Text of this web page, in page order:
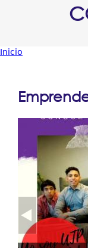
está
Inicio